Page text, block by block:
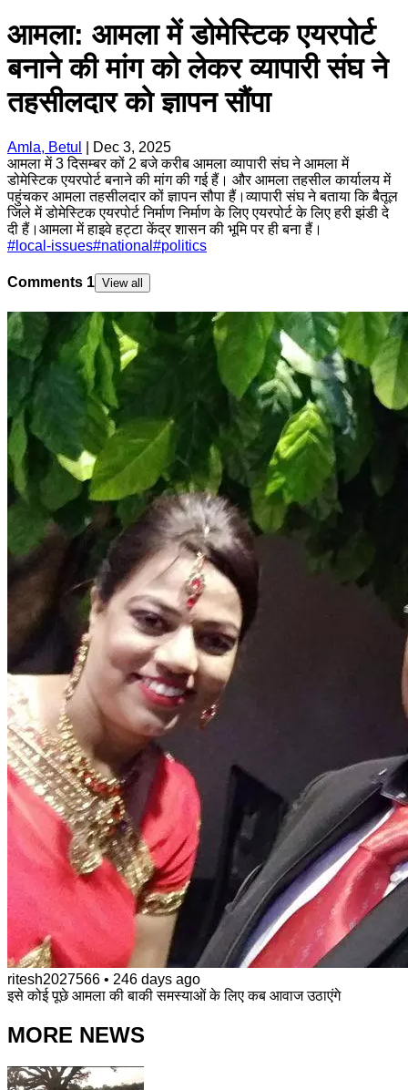
आमला: आमला में डोमेस्टिक एयरपोर्ट
बनाने की मांग को लेकर व्यापारी संघ ने
तहसीलदार को ज्ञापन सौंपा
Amla, Betul
Dec 3, 2025
आमला में 3 दिसम्बर कों 2 बजे करीब आमला व्यापारी संघ ने आमला में
डोमेस्टिक एयरपोर्ट बनाने की मांग की गई हैं। और आमला तहसील कार्यालय में
पहुंचकर आमला तहसीलदार कों ज्ञापन सौपा हैं।व्यापारी संघ ने बताया कि बैतूल
जिले में डोमेस्टिक एयरपोर्ट निर्माण निर्माण के लिए एयरपोर्ट के लिए हरी झंडी दे
दी हैं।आमला में हाइवे हट्टा केंद्र शासन की भूमि पर ही बना हैं।
# local-issues#national #politics
Comments 1 View all
ritesh2027566 • 246 days ago
इसे कोई पूछे आमला की बाकी समस्याओं के लिए कब आवाज उठाएंगे
MORE NEWS